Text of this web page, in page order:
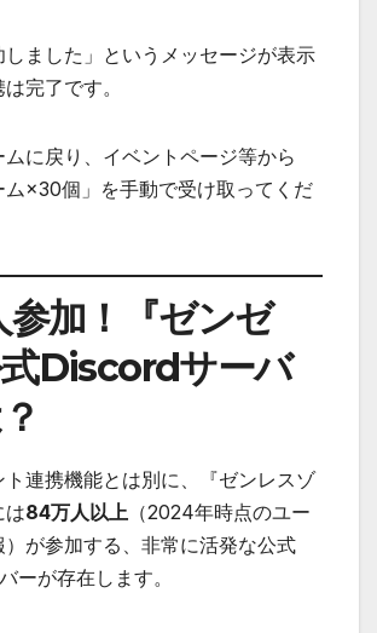
しました」というメッセージが表示
完了です。
に戻り、イベントページ等から
ム×30個」を手動で受け取ってくだ
加！『ゼンゼ
式Discordサーバ
ト連携機能とは別に、『ゼンレスゾ
は84万人以上 （2024年時点のユー
が参加する、非常に活発な公式
ーが存在します。